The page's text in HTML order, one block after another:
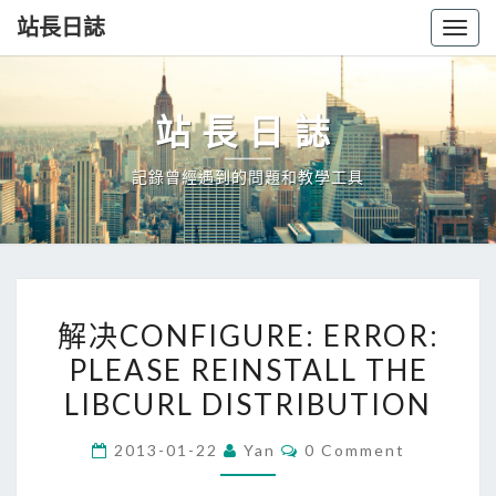
站長日誌
站長日誌
記錄曾經遇到的問題和教學工具
决
CONFIGURE:
ERROR:
REINSTALL
解决CONFIGURE: ERROR:
PLEASE REINSTALL THE
LIBCURL DISTRIBUTION
2013-01-22 Yan Comments
0 Comment